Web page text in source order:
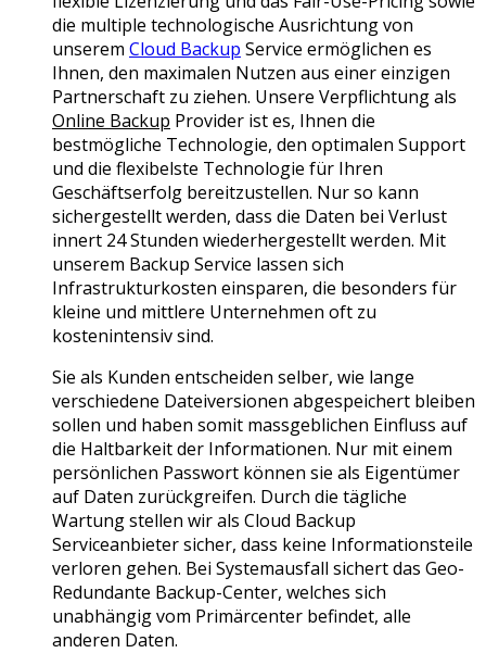
die multiple technologische Ausrichtung von
unserem Cloud Backup Service ermöglichen es
Ihnen, den maximalen Nutzen aus einer einzigen
Partnerschaft zu ziehen. Unsere Verpflichtung als
Online Backup Provider ist es, Ihnen die
bestmögliche Technologie, den optimalen Support
und die flexibelste Technologie für Ihren
Geschäftserfolg bereitzustellen. Nur so kann
sichergestellt werden, dass die Daten bei Verlust
innert 24 Stunden wiederhergestellt werden. Mit
unserem Backup Service lassen sich
Infrastrukturkosten einsparen, die besonders für
kleine und mittlere Unternehmen oft zu
kostenintensiv sind.
Sie als Kunden entscheiden selber, wie lange
verschiedene Dateiversionen abgespeichert bleiben
sollen und haben somit massgeblichen Einfluss auf
die Haltbarkeit der Informationen. Nur mit einem
persönlichen Passwort können sie als Eigentümer
auf Daten zurückgreifen. Durch die tägliche
Wartung stellen wir als Cloud Backup
Serviceanbieter sicher, dass keine Informationsteile
verloren gehen. Bei Systemausfall sichert das Geo-
Redundante Backup-Center, welches sich
unabhängig vom Primärcenter befindet, alle
anderen Daten.